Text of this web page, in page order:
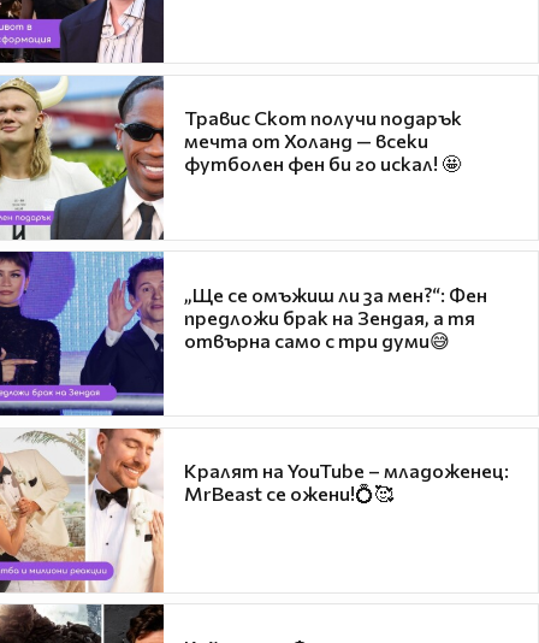
Травис Скот получи подарък
мечта от Холанд — всеки
футболен фен би го искал! 🤩
„Ще се омъжиш ли за мен?“: Фен
предложи брак на Зендая, а тя
отвърна само с три думи😅
Кралят на YouTube – младоженец:
MrBeast се ожени!💍🥰